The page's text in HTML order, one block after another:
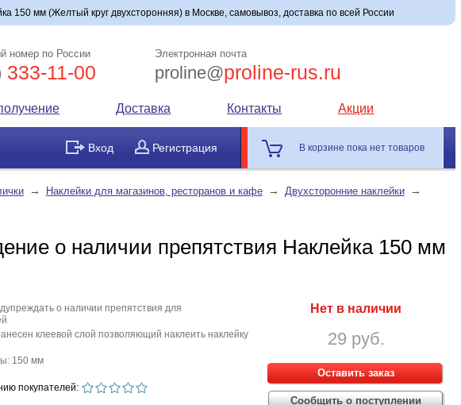
150 мм (Желтый круг двухсторонняя) в Москве, самовывоз, доставка по всей России
номер по России
333-11-00
Электронная почта
proline@proline-rus.ru
Доставка Контакты Акции
Вход Регистрация В корзине пока нет товаров
→ Наклейки для магазинов, ресторанов и кафе → Двухсторонние наклейки →
о наличии препятствия Наклейка 150 мм
о наличии препятствия для
клеевой слой позволяющий наклеить наклейку
150 мм
покупателей:
Нет в наличии
29 руб.